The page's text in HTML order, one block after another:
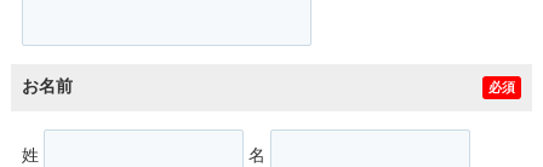
お名前 必須
姓 名